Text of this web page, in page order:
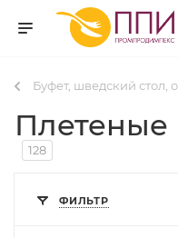
Буфет, шведский стол,
Плетеные
128
ФИЛЬТР